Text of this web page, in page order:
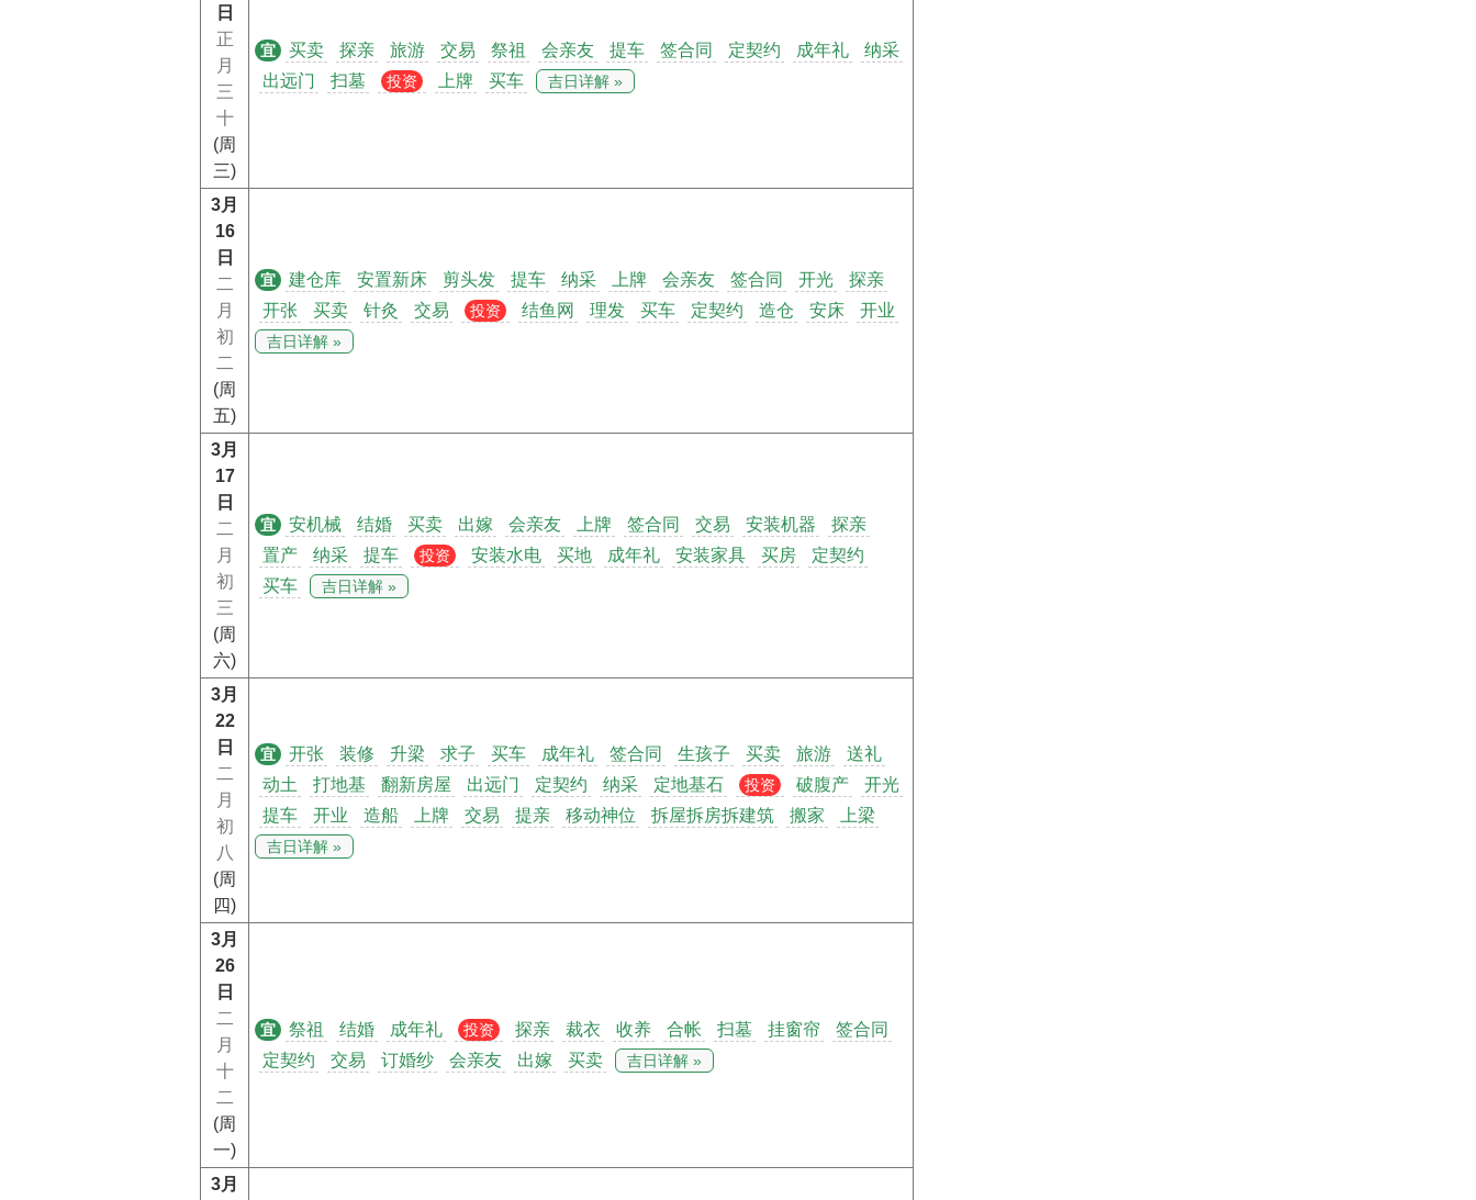
日
正
月
三
十
(周
三)
宜 买卖 探亲 旅游 交易 祭祖 会亲友 提车 签合同 定契约 成年礼
纳采
出远门
扫墓 投资 上牌 买车 吉日详解 »
3月
16
日
二
月
初
二
(周
五)
宜 建仓库 安置新床 剪头发 提车 纳采 上牌 会亲友 签合同 开光
探亲
开张
买卖 针灸 交易 投资 结鱼网 理发 买车 定契约 造仓 安床 开业
吉日详解 »
3月
17
日
二
月
初
三
(周
六)
宜 安机械 结婚 买卖 出嫁 会亲友 上牌 签合同 交易 安装机器
探亲
置产
纳采 提车 投资 安装水电 买地 成年礼 安装家具 买房
定契约
买车
吉日详解 »
3月
22
日
二
月
初
八
(周
四)
宜 开张 装修 升梁 求子 买车 成年礼 签合同 生孩子 买卖 旅游
送礼
动土
打地基 翻新房屋 出远门 定契约 纳采 定地基石 投资 破腹产
开光
提车
开业 造船 上牌 交易 提亲 移动神位 拆屋拆房拆建筑 搬家 上梁
吉日详解 »
3月
26
日
二
月
十
二
(周
一)
宜 祭祖 结婚 成年礼 投资 探亲 裁衣 收养 合帐 扫墓 挂窗帘
签合同
定契约
交易 订婚纱 会亲友 出嫁 买卖 吉日详解 »
3月